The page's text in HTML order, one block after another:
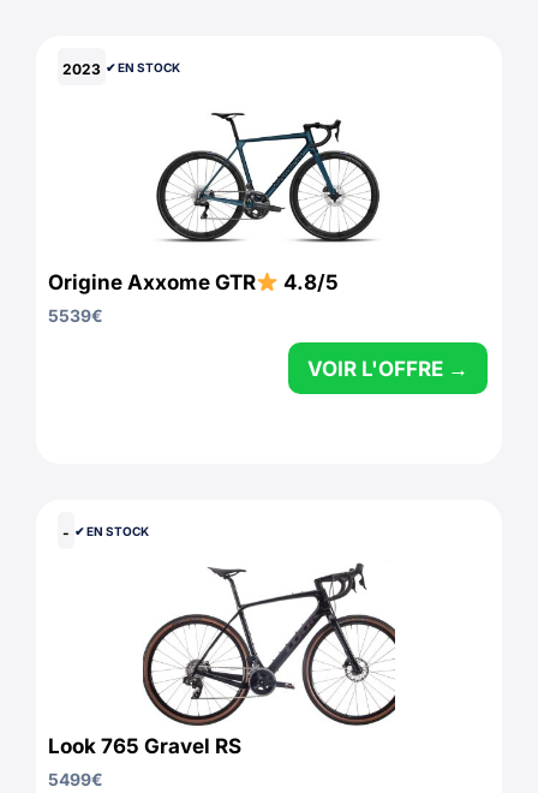
2023 ✔︎ EN STOCK
Origine Axxome GTR 4.8/5
5539€
VOIR L'OFFRE →
- ✔︎ EN STOCK
Look 765 Gravel RS
5499€